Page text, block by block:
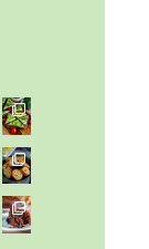
~ GÂTEAU FONDANT CHOCO NOISETTE ~
C'est lundi